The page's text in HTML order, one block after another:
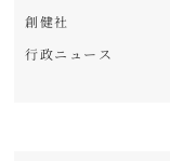
創健社
行政ニュース